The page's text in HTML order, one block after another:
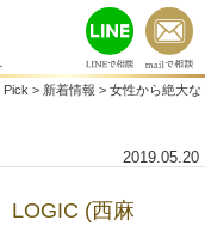
Pick > 新着情報 > 女性から絶大な
2019.05.20
(西麻